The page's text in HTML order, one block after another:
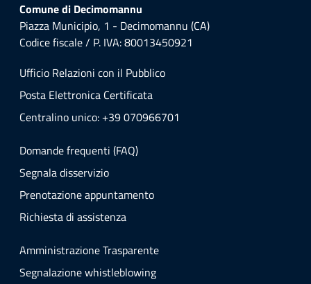
Comune di Decimomannu
Piazza Municipio, 1 - Decimomannu (CA)
Codice fiscale / P. IVA: 80013450921
Ufficio Relazioni con il Pubblico
Posta Elettronica Certificata
Centralino unico: +39 070966701
Domande frequenti (FAQ)
Segnala disservizio
Prenotazione appuntamento
Richiesta di assistenza
Amministrazione Trasparente
Segnalazione whistleblowing